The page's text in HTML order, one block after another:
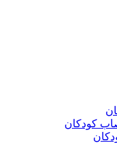
کودکان